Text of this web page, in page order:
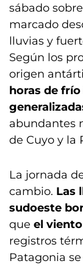
sábado
marcado
lluvias y
Según los
origen
horas de
abundantes
de Cuyo y la
La jornada
cambio. Las
sudoeste
que el
registros
Patagonia